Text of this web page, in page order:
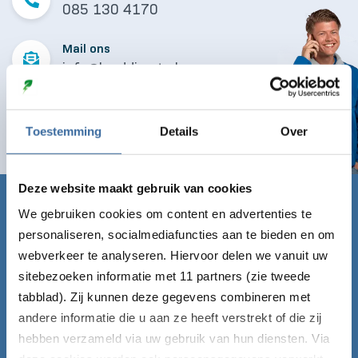
Toestemming Details Over
Deze website maakt gebruik van cookies
We gebruiken cookies om content en advertenties te
personaliseren, socialmediafuncties aan te bieden en om
webverkeer te analyseren. Hiervoor delen we vanuit uw
sitebezoeken informatie met 11 partners (zie tweede
tabblad). Zij kunnen deze gegevens combineren met
andere informatie die u aan ze heeft verstrekt of die zij
hebben verzameld via uw gebruik van hun diensten. Via
085 130 4170
Mail ons
info@laaddirect.nl
Naar contactformulier
Claim nu gratis de Laadgids!
direct gratis per mail!
Voornaam*